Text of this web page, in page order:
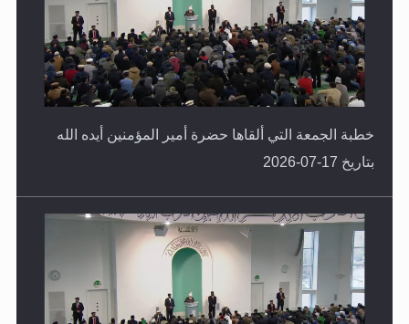
خطبة الجمعة التي ألقاها حضرة أمير المؤمنين أيده الله
بتاريخ 17-07-2026